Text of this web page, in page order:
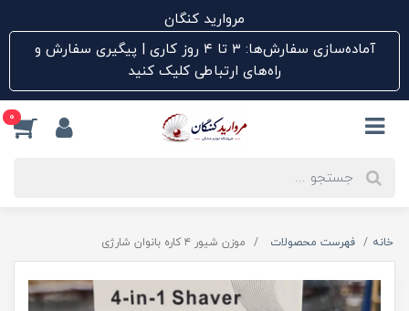
مروارید کنگان
آماده‌سازی سفارش‌ها: ۳ تا ۴ روز کاری | پیگیری سفارش و
راه‌های ارتباطی کلیک کنید
0
خانه فهرست محصولات موزن شیور ۴ کاره بانوان شارژی